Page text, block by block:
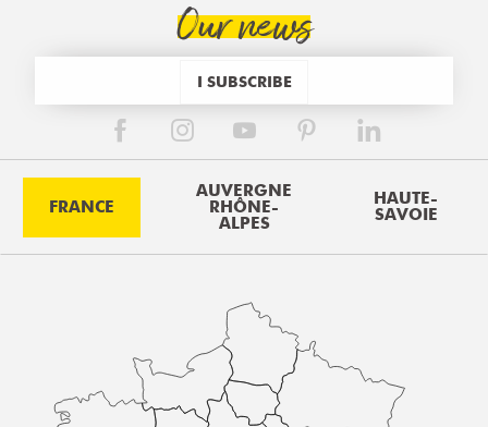
Our news
I SUBSCRIBE
FRANCE
AUVERGNE
RHÔNE-
ALPES
HAUTE-
SAVOIE